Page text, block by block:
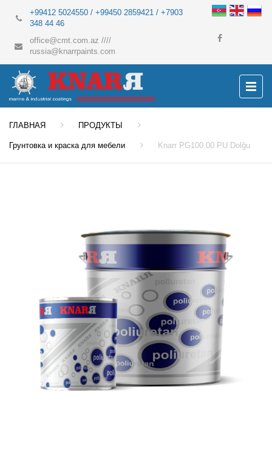
+99412 5024550 / +99450 2859421 / +7903
348 44 46
office@cmt.com.az ////
russia@knarrpaints.com
ГЛАВНАЯ ПРОДУКТЫ
Грунтовка и краска для мебели Knarr PG100.00 PU Dolğu